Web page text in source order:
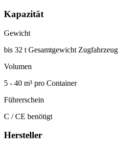
Kapazität
Gewicht
bis 32 t Gesamtgewicht Zugfahrzeug
Volumen
5 - 40 m³ pro Container
Führerschein
C / CE benötigt
Hersteller